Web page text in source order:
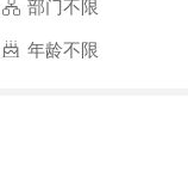
年龄不限